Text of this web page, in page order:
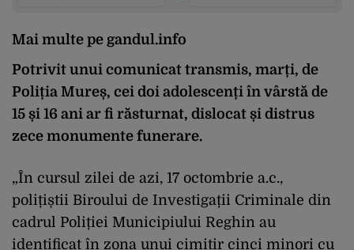
Mai multe pe gandul.info
Potrivit unui comunicat transmis, marți, de
Poliția Mureș, cei doi adolescenți în vârstă de
15 și 16 ani ar fi răsturnat, dislocat și distrus
zece monumente funerare.
„În cursul zilei de azi, 17 octombrie a.c.,
polițiștii Biroului de Investigații Criminale din
cadrul Poliției Municipiului Reghin au
identificat în zona unui cimitir cinci minori cu